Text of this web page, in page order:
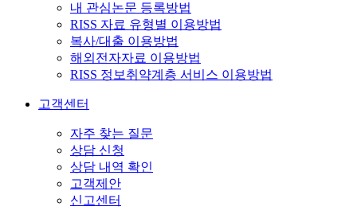
내 관심논문 등록방법
RISS 자료 유형별 이용방법
복사/대출 이용방법
해외전자자료 이용방법
RISS 정보취약계층 서비스 이용방법
고객센터
자주 찾는 질문
상담 신청
상담 내역 확인
고객제안
신고센터